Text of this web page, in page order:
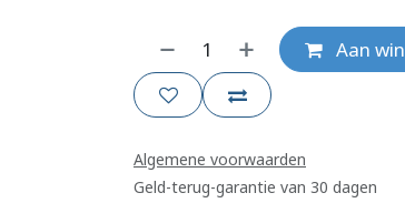
Aan
Algemene voorwaarden
Geld-terug-garantie van 30 dagen